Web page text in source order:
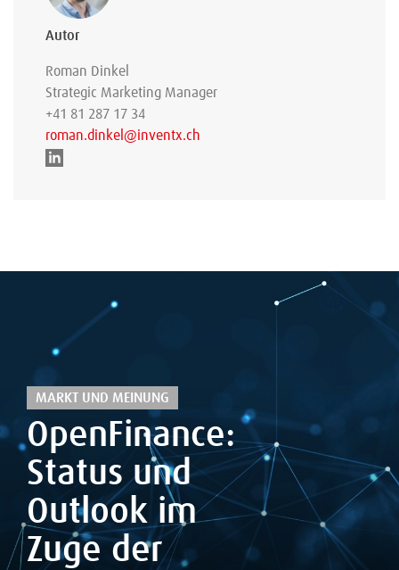
Autor
Roman Dinkel
Strategic Marketing Manager
+41 81 287 17 34
roman.dinkel@inventx.ch
MARKT UND MEINUNG
OpenFinance:
Status und
Outlook im
Zuge der